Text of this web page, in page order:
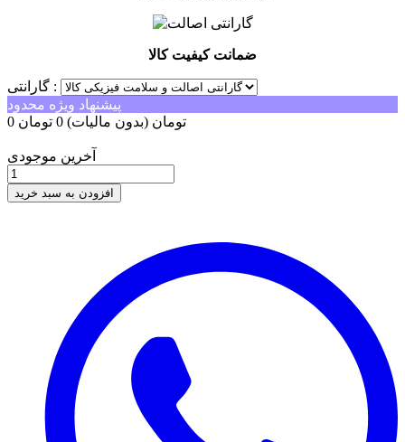
ضمانت کیفیت کالا
گارانتی :
پیشنهاد ویژه محدود
0 تومان (بدون مالیات) 0 تومان
آخرین موجودی
افزودن به سبد خرید